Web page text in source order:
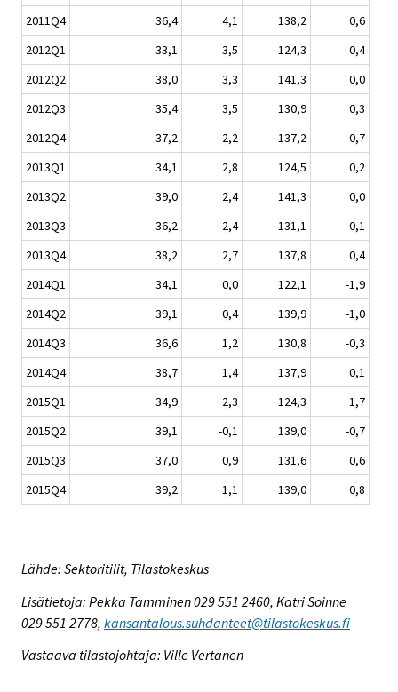
2011Q4
36,4 4,1 138,2
0,6
2012Q1
33,1 3,5 124,3
0,4
2012Q2
38,0 3,3 141,3
0,0
2012Q3
35,4 3,5 130,9
0,3
2012Q4
37,2 2,2 137,2
-0,7
2013Q1
34,1 2,8 124,5
0,2
2013Q2
39,0 2,4 141,3
0,0
2013Q3
36,2 2,4 131,1
0,1
2013Q4
38,2 2,7 137,8
0,4
2014Q1
34,1 0,0 122,1
-1,9
2014Q2
39,1 0,4 139,9
-1,0
2014Q3
36,6 1,2 130,8
-0,3
2014Q4
38,7 1,4 137,9
0,1
2015Q1
34,9 2,3 124,3
1,7
2015Q2
39,1 -0,1 139,0
-0,7
2015Q3
37,0 0,9 131,6
0,6
2015Q4
39,2 1,1 139,0 0,8
Lähde: Sektoritilit, Tilastokeskus
Lisätietoja: Pekka Tamminen 029 551 2460, Katri Soinne
029 551 2778, kansantalous.suhdanteet@tilastokeskus.fi
Vastaava tilastojohtaja: Ville Vertanen